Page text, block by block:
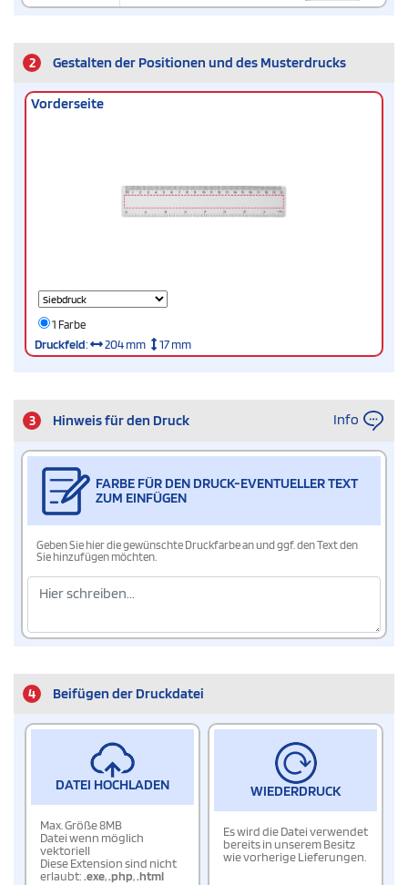
2 Gestalten der Positionen und des Musterdrucks
Vorderseite
1 Farbe
Druckfeld: 204 mm 17 mm
3 Hinweis für den Druck Info
FARBE FÜR DEN DRUCK-EVENTUELLER TEXT
ZUM EINFÜGEN
Geben Sie hier die gewünschte Druckfarbe an und ggf. den Text den
Sie hinzufügen möchten.
4 Beifügen der Druckdatei
DATEI HOCHLADEN
Max. Größe 8MB
Datei wenn möglich
vektoriell
Diese Extension sind nicht
erlaubt:.exe,.php,.html
WIEDERDRUCK
Es wird die Datei verwendet
bereits in unserem Besitz
wie vorherige Lieferungen.